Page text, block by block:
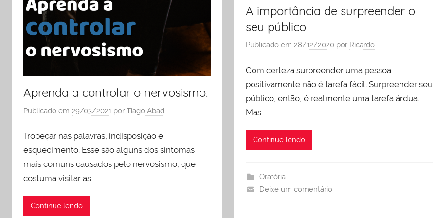
Aprenda a controlar o nervosismo.
Publicado em 29/03/2021 por Tiago Abad
Tropeçar nas palavras, indisposição e
esquecimento. Esse são alguns dos sintomas
mais comuns causados pelo nervosismo, que
costuma visitar as
Continue lendo
A importância de surpreender o
seu público
Publicado em28/12/2020 por Ricardo
Com certeza surpreender uma pessoa
positivamente não é tarefa fácil. Surpreender seu
público, então, é realmente uma tarefa árdua.
Mas
Continue lendo
Oratória
Deixe um comentário